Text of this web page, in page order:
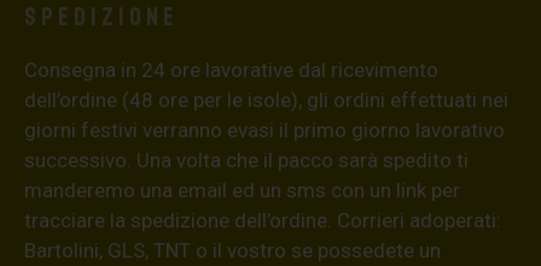
Spedizione
Consegna in 24 ore lavorative dal ricevimento
dell’ordine (48 ore per le isole), gli ordini effettuati nei
giorni festivi verranno evasi il primo giorno lavorativo
successivo. Una volta che il pacco sarà spedito ti
manderemo una email ed un sms con un link per
tracciare la spedizione dell’ordine. Corrieri adoperati:
Bartolini, GLS, TNT o il vostro se possedete un